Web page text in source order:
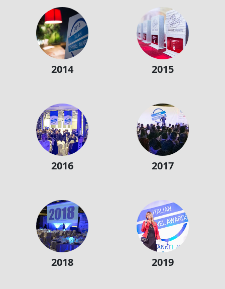
2014 2015
2016 2017
2018 2019